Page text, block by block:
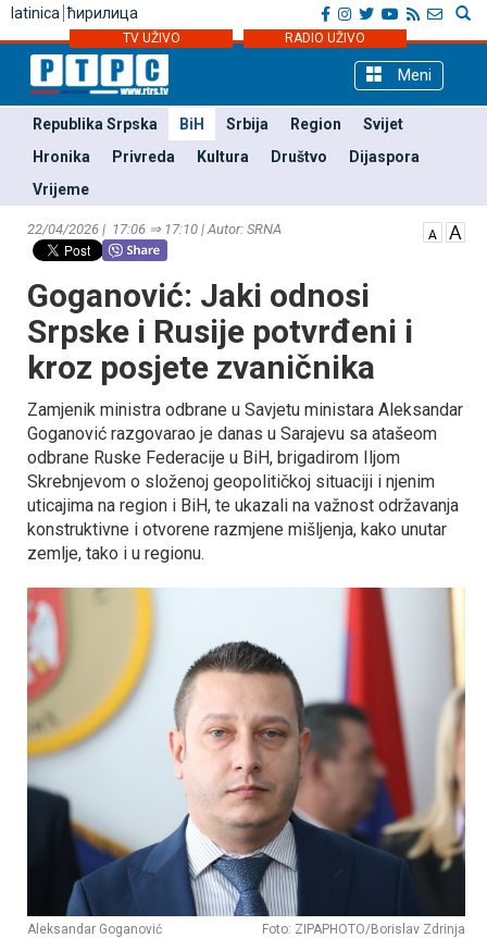
latinica ћирилица
TV UŽIVO RADIO UŽIVO
Meni
Republika Srpska BiH Srbija Region
Svijet
Hronika
Privreda Kultura Društvo
Dijaspora
Vrijeme
22/04/2026 | 17:06 ⇒ 17:10 | Autor: SRNA
Goganović: Јaki odnosi
Srpske i Rusije potvrđeni i
kroz posjete zvaničnika
Zamjenik ministra odbrane u Savjetu ministara Aleksandar
Goganović razgovarao je danas u Sarajevu sa atašeom
odbrane Ruske Federacije u BiH, brigadirom Iljom
Skrebnjevom o složenoj geopolitičkoj situaciji i njenim
uticajima na region i BiH, te ukazali na važnost održavanja
konstruktivne i otvorene razmjene mišljenja, kako unutar
zemlje, tako i u regionu.
Aleksandar Goganović Foto: ZIPAPHOTO/Borislav Zdrinja